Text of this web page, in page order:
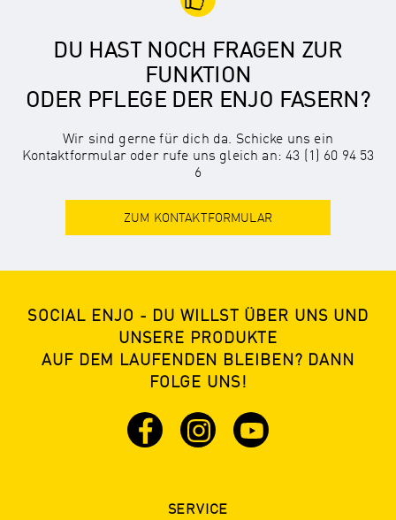
DU HAST NOCH FRAGEN ZUR
FUNKTION
ODER PFLEGE DER ENJO FASERN?
Wir sind gerne für dich da. Schicke uns ein
Kontaktformular oder rufe uns gleich an: 43 (1) 60 94 53
6
ZUM KONTAKTFORMULAR
SOCIAL ENJO - DU WILLST ÜBER UNS UND
UNSERE PRODUKTE
AUF DEM LAUFENDEN BLEIBEN? DANN
FOLGE UNS!
SERVICE